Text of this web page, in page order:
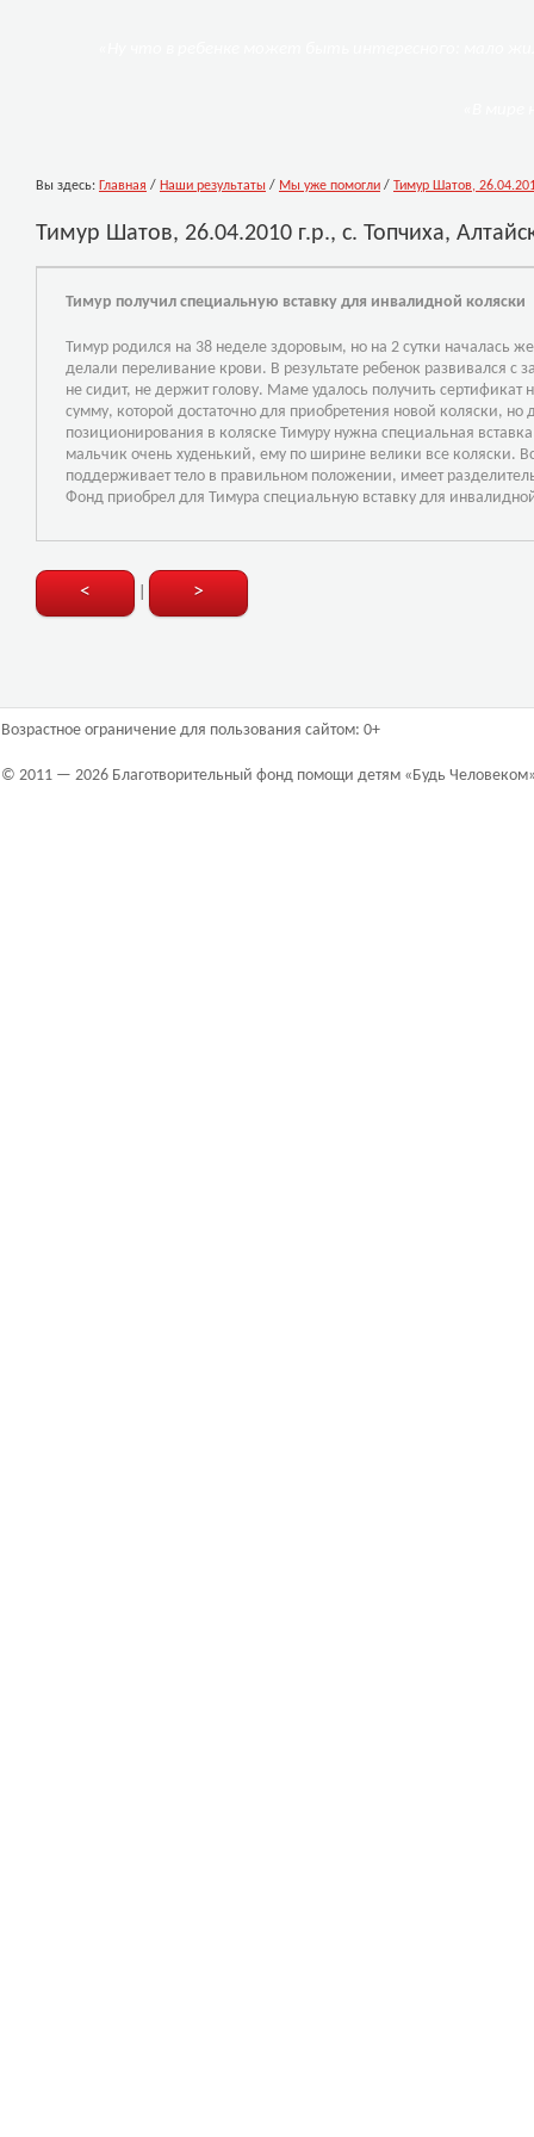
Вы здесь: Главная / Наши результаты / Мы уже помогли / Тимур Шатов,
Тимур Шатов, 26.04.2010 г.р., с. Топчиха,
Тимур получил специальную вставку для инвалидной коляски
Тимур родился на 38 неделе здоровым, но на 2 сутки началась
делали переливание крови. В результате ребенок развивался с
не сидит, не держит голову. Маме удалось получить сертификат
сумму, которой достаточно для приобретения новой коляски, но
позиционирования в коляске Тимуру нужна специальная
мальчик очень худенький, ему по ширине велики все коляски.
поддерживает тело в правильном положении, имеет
Фонд приобрел для Тимура специальную вставку для
< >
Возрастное ограничение для пользования сайтом: 0+
© 2011 — 2026 Благотворительный фонд помощи детям «Будь